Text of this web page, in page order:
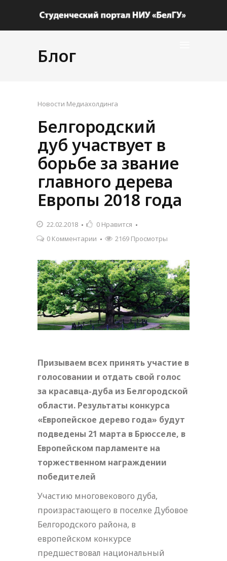
Блог
Новости Медиахолдинга
Белгородский
дуб участвует в
борьбе за звание
главного дерева
Европы 2018 года
22.02.2018 0 Нравится
0 Комментарии
2169 Просмотры
Призываем всех принять участие в
голосовании и отдать свой голос
за красавца-дуба из Белгородской
области. Результаты конкурса
«Европейское дерево года» будут
подведены 21 марта в Брюсселе, в
Европейском парламенте на
торжественном награждении
победителей
Участию многовекового дуба,
произрастающего в поселке Дубовое
Белгородского района, в
европейском конкурсе
предшествовал национальный